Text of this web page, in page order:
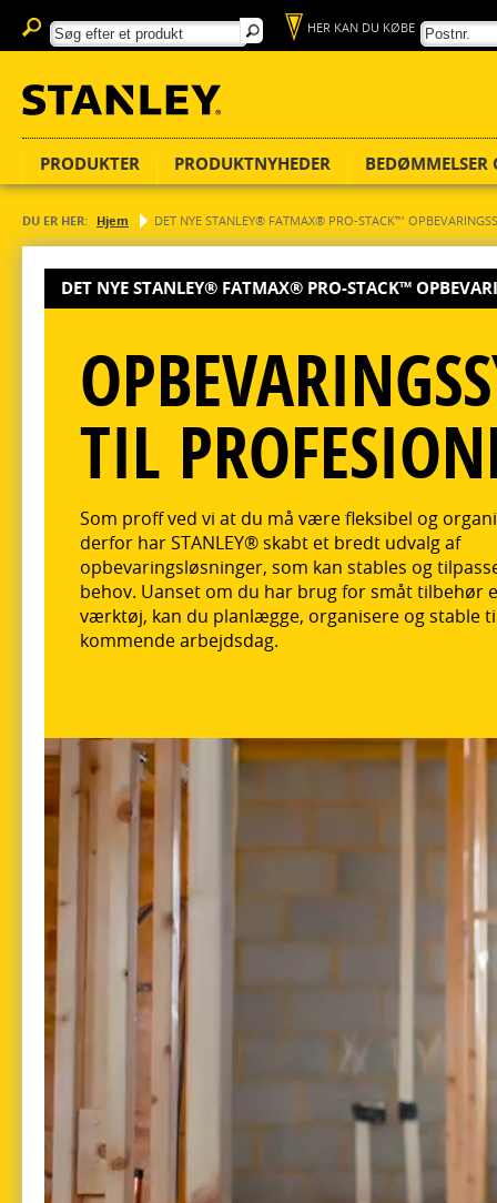
HER KAN DU KØBE
PRODUKTER PRODUKTNYHEDER BEDØMMELSER
DU ER HER: Hjem DET NYE STANLEY® FATMAX® PRO-STACK™
DET NYE STANLEY® FATMAX® PRO-STACK™
TIL
Som proff ved vi at du må være fleksibel og
derfor har STANLEY® skabt et bredt udvalg af
opbevaringsløsninger, som kan stables og
behov. Uanset om du har brug for småt tilbehør
værktøj, kan du planlægge, organisere og stable
kommende arbejdsdag.